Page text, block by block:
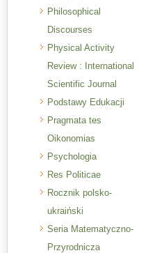
Philosophical
Discourses
Physical Activity
Review : International
Scientific Journal
Podstawy Edukacji
Pragmata tes
Oikonomias
Psychologia
Res Politicae
Rocznik polsko-
ukraiński
Seria Matematyczno-
Przyrodnicza